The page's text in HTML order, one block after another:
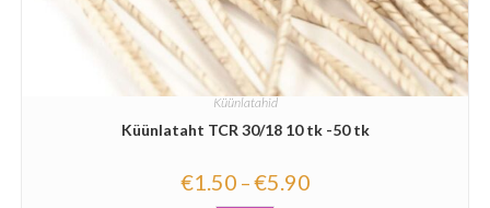
Küünlatahid
Küünlataht TCR 30/18 10 tk -50 tk
€1.50 –€5.90